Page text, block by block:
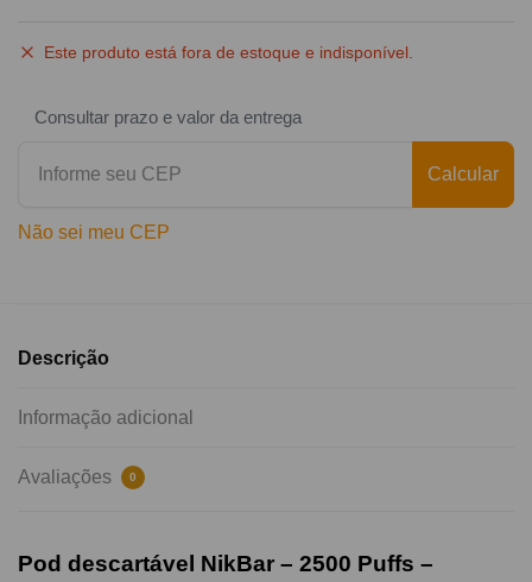
Este produto está fora de estoque e indisponível.
Consultar prazo e valor da entrega
Calcular
Não sei meu CEP
Descrição
Informação adicional
Avaliações 0
Pod descartável NikBar – 2500 Puffs –